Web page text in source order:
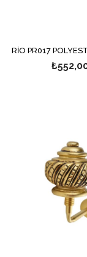
RİO PR017